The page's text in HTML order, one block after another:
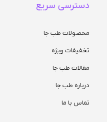
دسترسی سریع
محصولات طب جا
تخفیفات ویژه
مقالات طب جا
درباره طب جا
تماس با ما